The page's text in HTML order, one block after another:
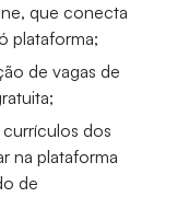
que conecta
plataforma;
de vagas de
dos
na plataforma
de